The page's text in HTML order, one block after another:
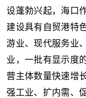
设蓬勃兴起，海口
建设具有自贸港特
游业、现代服务业
业，一批有显示度
营主体数量快速增
强工业、扩内需、